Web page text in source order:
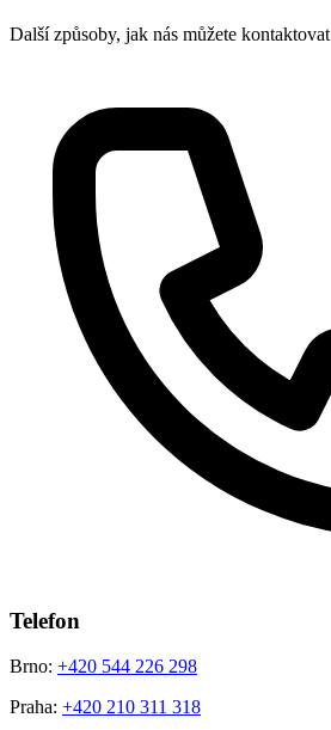
Další způsoby, jak nás můžete kontaktovat
Telefon
Brno: +420 544 226 298
Praha: +420 210 311 318